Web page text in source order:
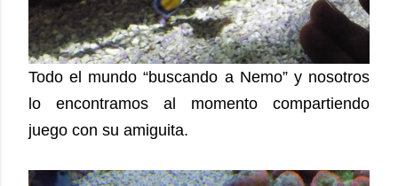
Todo el mundo “buscando a Nemo” y nosotros
lo encontramos al momento compartiendo
juego con su amiguita.